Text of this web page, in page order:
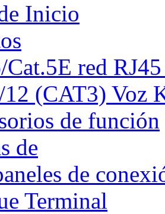
Inicio
Cat.5E red
12 (CAT3) Voz
de función
de
de
Terminal